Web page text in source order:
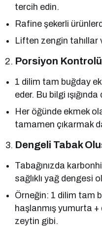
tercih edin.
Rafine şekerli
Liften zengin tahıllar
Porsiyon Kontrolü
1 dilim tam buğday
eder. Bu bilgi
Her öğünde ekmek
tamamen çıkarmak
Dengeli Tabak
Tabağınızda
sağlıklı yağ dengesi
Örneğin: 1 dilim tam
haşlanmış yumurta
zeytin gibi.